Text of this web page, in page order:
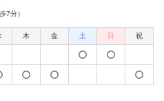
7分）
木 金 土 日 祝